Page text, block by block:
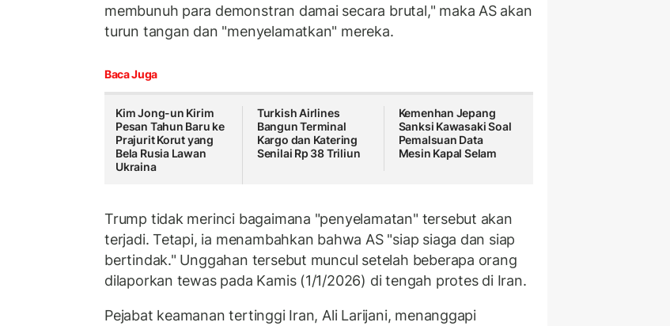
membunuh para demonstran damai secara brutal," maka AS akan
turun tangan dan "menyelamatkan" mereka.
Baca Juga
Kim Jong-un Kirim
Pesan Tahun Baru ke
Prajurit Korut yang
Bela Rusia Lawan
Ukraina
Turkish Airlines
Bangun Terminal
Kargo dan Katering
Senilai Rp 38 Triliun
Kemenhan Jepang
Sanksi Kawasaki Soal
Pemalsuan Data
Mesin Kapal Selam
Trump tidak merinci bagaimana "penyelamatan" tersebut akan
terjadi. Tetapi, ia menambahkan bahwa AS "siap siaga dan siap
bertindak." Unggahan tersebut muncul setelah beberapa orang
dilaporkan tewas pada Kamis (1/1/2026) di tengah protes di Iran.
Pejabat keamanan tertinggi Iran, Ali Larijani, menanggapi